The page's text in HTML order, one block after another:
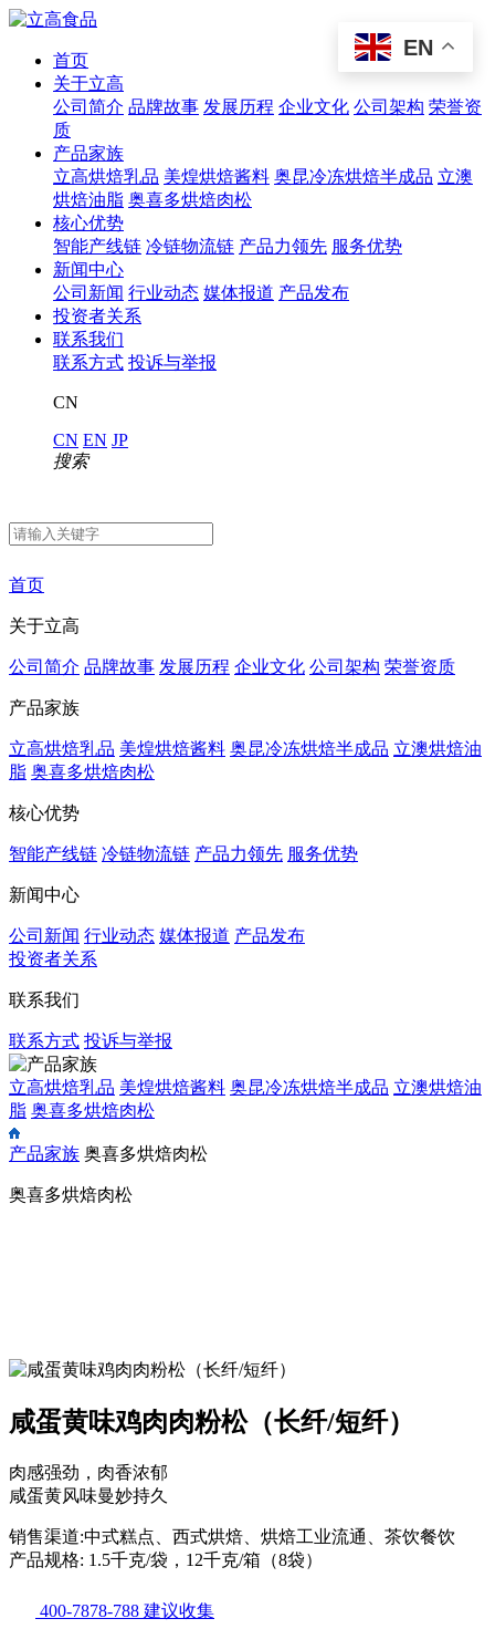
首页
关于立高
公司简介 品牌故事 发展历程 企业文化 公司架构 荣誉资
质
产品家族
立高烘焙乳品 美煌烘焙酱料 奥昆冷冻烘焙半成品 立澳
烘焙油脂 奥喜多烘焙肉松
核心优势
智能产线链 冷链物流链 产品力领先 服务优势
新闻中心
公司新闻 行业动态 媒体报道 产品发布
投资者关系
联系我们
联系方式 投诉与举报
CN
CN EN JP
搜索
首页
关于立高
公司简介 品牌故事 发展历程 企业文化 公司架构 荣誉资质
产品家族
立高烘焙乳品 美煌烘焙酱料 奥昆冷冻烘焙半成品 立澳烘焙油
脂 奥喜多烘焙肉松
核心优势
智能产线链 冷链物流链 产品力领先 服务优势
新闻中心
公司新闻 行业动态 媒体报道 产品发布
投资者关系
联系我们
联系方式 投诉与举报
EN
立高烘焙乳品 美煌烘焙酱料 奥昆冷冻烘焙半成品 立澳烘焙油
脂 奥喜多烘焙肉松
产品家族 奥喜多烘焙肉松
奥喜多烘焙肉松
咸蛋黄味鸡肉肉粉松（长纤/短纤）
肉感强劲，肉香浓郁
咸蛋黄风味曼妙持久
销售渠道:中式糕点、西式烘焙、烘焙工业流通、茶饮餐饮
产品规格: 1.5千克/袋，12千克/箱（8袋）
400-7878-788 建议收集